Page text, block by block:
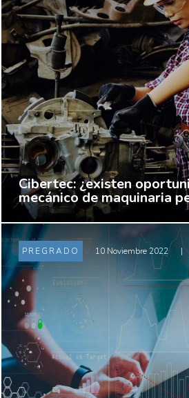
Cibertec: ¿existen
mecánico de maquinaria
PREGRADO 10 Noviembre 2022 |